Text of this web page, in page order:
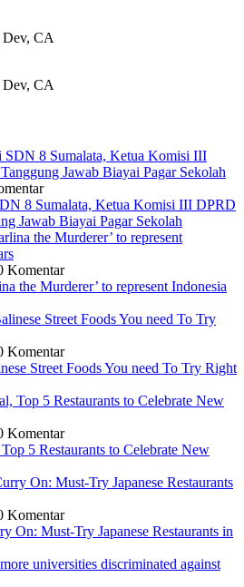
CA
CA
8 Sumalata, Ketua Komisi III DPRD
Jawab Biayai Pagar Sekolah
Komentar
the Murderer’ to represent Indonesia
Komentar
Street Foods You need To Try Right
Komentar
5 Restaurants to Celebrate New
Komentar
On: Must-Try Japanese Restaurants in